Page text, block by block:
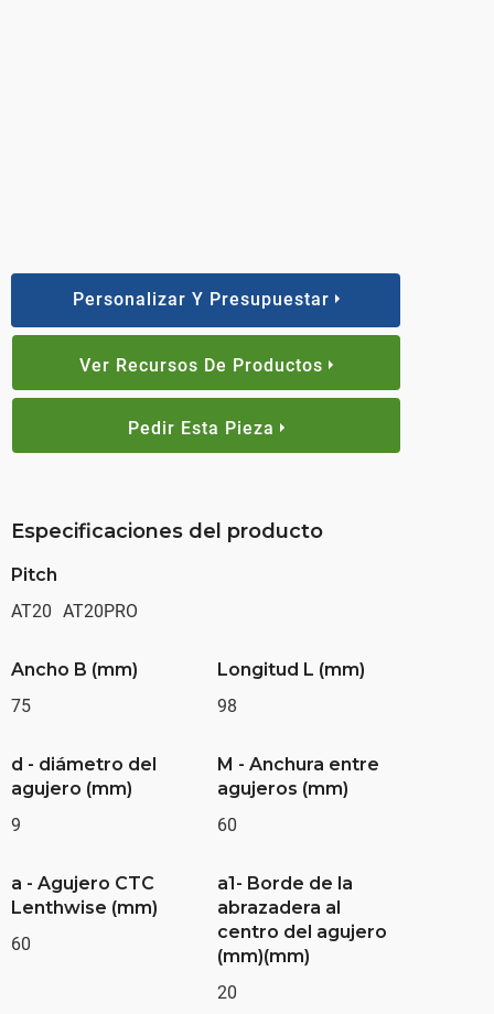
Personalizar Y Presupuestar
Ver Recursos De Productos
Pedir Esta Pieza
Especificaciones del producto
Pitch
AT20 AT20PRO
Ancho B (mm)
75
Longitud L (mm)
98
d - diámetro del
agujero (mm)
9
M - Anchura entre
agujeros (mm)
60
a - Agujero CTC
Lenthwise (mm)
60
a1- Borde de la
abrazadera al
centro del agujero
(mm)(mm)
20